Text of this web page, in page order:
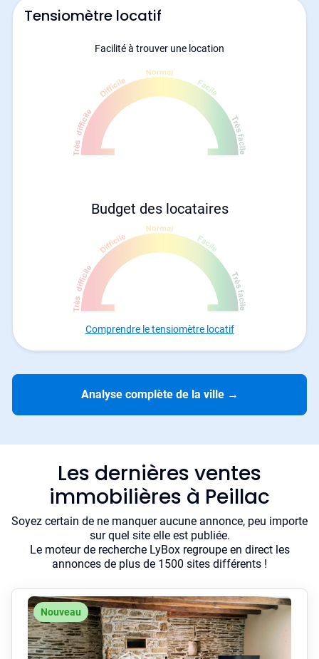
Tensiomètre locatif
Facilité à trouver une location
Budget des locataires
Comprendre le tensiomètre locatif
Analyse complète de la ville →
Les dernières ventes
immobilières à Peillac
Soyez certain de ne manquer aucune annonce, peu importe
sur quel site elle est publiée.
Le moteur de recherche LyBox regroupe en direct les
annonces de plus de 1500 sites différents !
Nouveau